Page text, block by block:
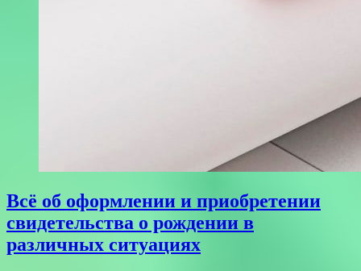
Всё об оформлении и приобретении
свидетельства о рождении в
различных ситуациях